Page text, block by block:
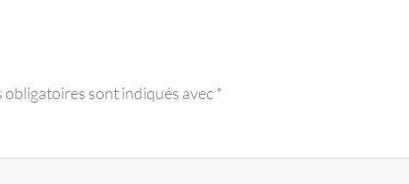
obligatoires sont indiqués avec*